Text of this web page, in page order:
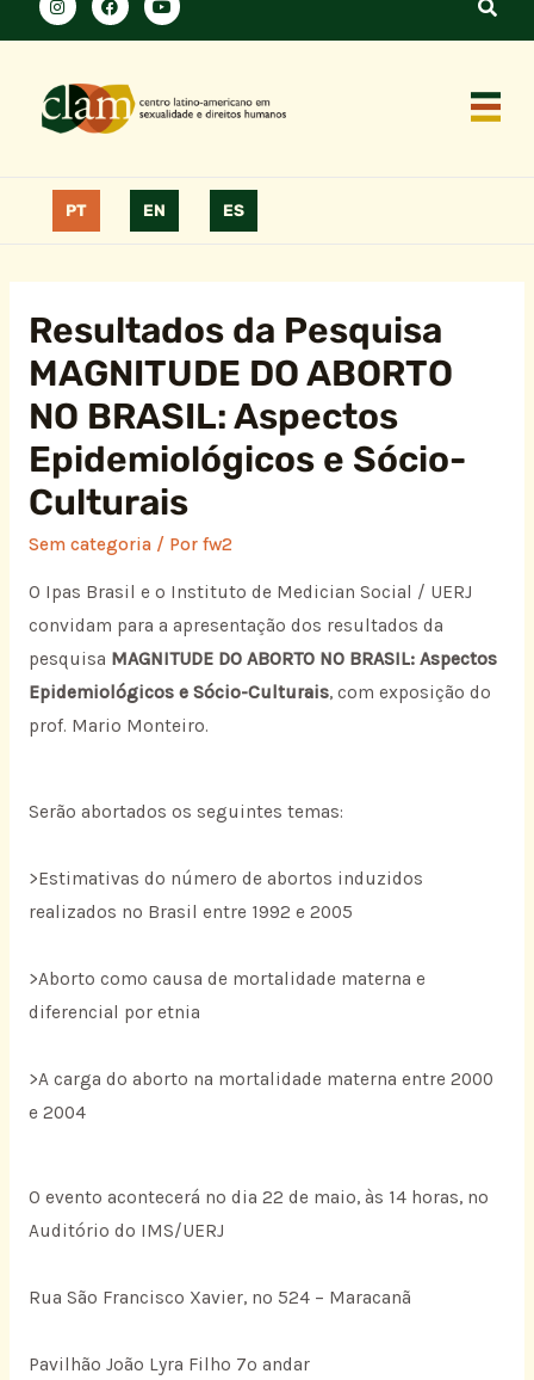
PT EN ES
Resultados da Pesquisa
MAGNITUDE DO ABORTO
NO BRASIL: Aspectos
Epidemiológicos e Sócio-
Culturais
Sem categoria/ Por fw2
O Ipas Brasil e o Instituto de Medician Social / UERJ
convidam para a apresentação dos resultados da
pesquisa MAGNITUDE DO ABORTO NO BRASIL: Aspectos
Epidemiológicos e Sócio-Culturais, com exposição do
prof. Mario Monteiro.
Serão abortados os seguintes temas:
>Estimativas do número de abortos induzidos
realizados no Brasil entre 1992 e 2005
>Aborto como causa de mortalidade materna e
diferencial por etnia
>A carga do aborto na mortalidade materna entre 2000
e 2004
O evento acontecerá no dia 22 de maio, às 14 horas, no
Auditório do IMS/UERJ
Rua São Francisco Xavier, nº 524 – Maracanã
Pavilhão João Lyra Filho 7º andar